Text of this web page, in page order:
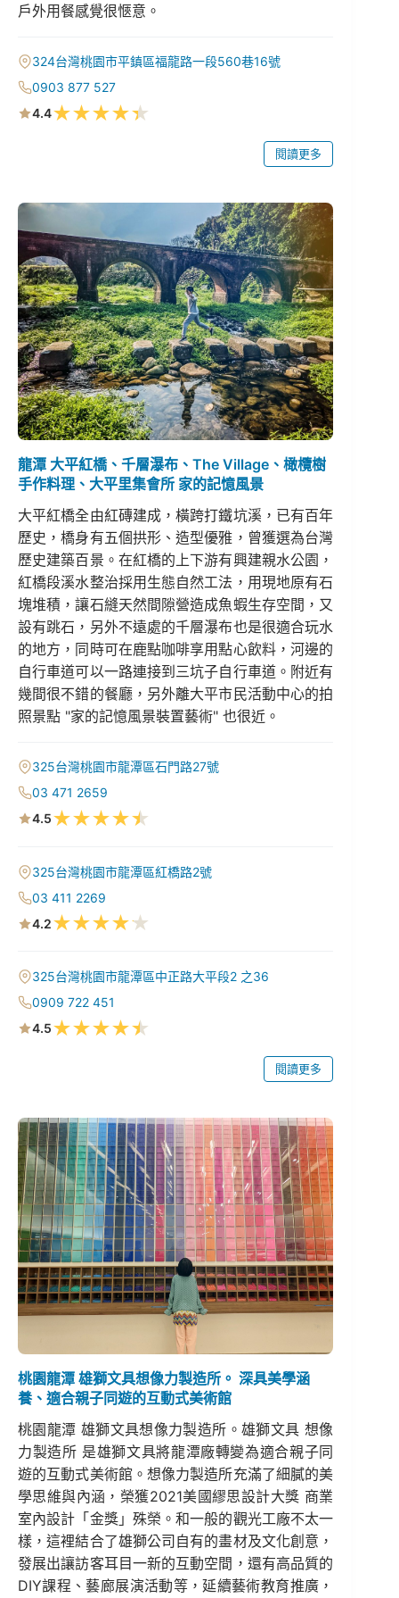
戶外用餐感覺很愜意。
324台灣桃園市平鎮區福龍路一段560巷16號
0903 877 527
4.4★★★★★
閱讀更多
龍潭 大平紅橋、千層瀑布、The Village、橄欖樹
手作料理、大平里集會所 家的記憶風景
大平紅橋全由紅磚建成，橫跨打鐵坑溪，已有百年
歷史，橋身有五個拱形、造型優雅，曾獲選為台灣
歷史建築百景。在紅橋的上下游有興建親水公園，
紅橋段溪水整治採用生態自然工法，用現地原有石
塊堆積，讓石縫天然間隙營造成魚蝦生存空間，又
設有跳石，另外不遠處的千層瀑布也是很適合玩水
的地方，同時可在鹿點咖啡享用點心飲料，河邊的
自行車道可以一路連接到三坑子自行車道。附近有
幾間很不錯的餐廳，另外離大平市民活動中心的拍
照景點 "家的記憶風景裝置藝術" 也很近。
325台灣桃園市龍潭區石門路27號
03 471 2659
4.5★★★★★
325台灣桃園市龍潭區紅橋路2號
03 411 2269
4.2★★★★★
325台灣桃園市龍潭區中正路大平段2 之36
0909 722 451
4.5★★★★★
閱讀更多
桃園龍潭 雄獅文具想像力製造所。 深具美學涵
養、適合親子同遊的互動式美術館
桃園龍潭 雄獅文具想像力製造所。雄獅文具 想像
力製造所 是雄獅文具將龍潭廠轉變為適合親子同
遊的互動式美術館。想像力製造所充滿了細膩的美
學思維與內涵，榮獲2021美國繆思設計大獎 商業
室內設計「金獎」殊榮。和一般的觀光工廠不太一
樣，這裡結合了雄獅公司自有的畫材及文化創意，
發展出讓訪客耳目一新的互動空間，還有高品質的
DIY課程、藝廊展演活動等，延續藝術教育推廣，